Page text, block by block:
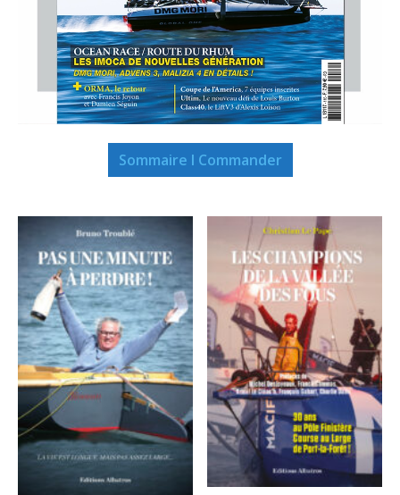
Sommaire I Commander